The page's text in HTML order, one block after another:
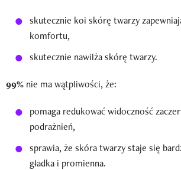
skutecznie koi skórę twarzy
komfortu,
skutecznie nawilża skórę twarzy.
99% nie ma wątpliwości, że:
pomaga redukować widoczność
podrażnień,
sprawia, że skóra twarzy staje się
gładka i promienna.